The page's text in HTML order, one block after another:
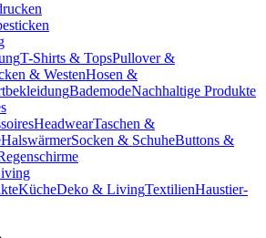
T-Shirts & TopsPullover &
& WestenHosen &
BademodeNachhaltige Produkte
HeadwearTaschen &
HalswärmerSocken & SchuheButtons &
KücheDeko & LivingTextilienHaustier-